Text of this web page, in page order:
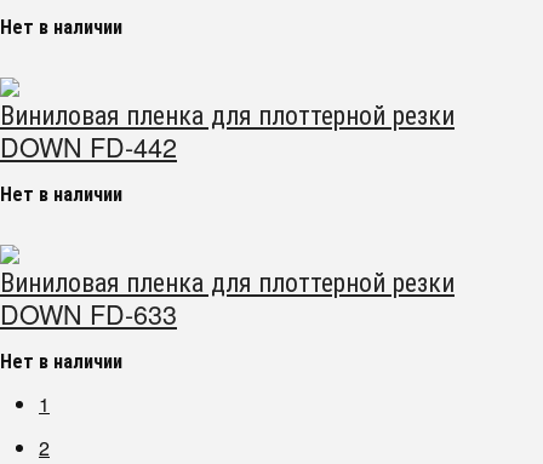
Нет в наличии
Виниловая пленка для плоттерной резки
DOWN FD-442
Нет в наличии
Виниловая пленка для плоттерной резки
DOWN FD-633
Нет в наличии
1
2